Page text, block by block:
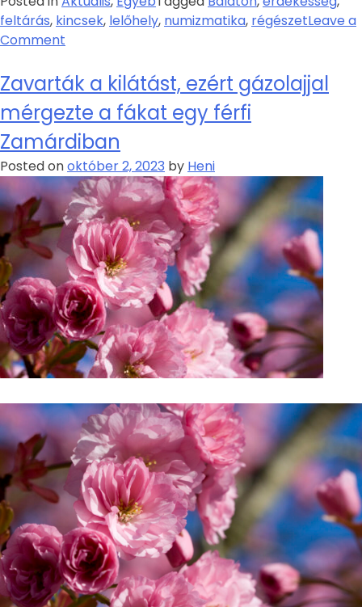
feltárás, kincsek, lelőhely, numizmatika, régészetLeave a
Comment
Zavarták a kilátást, ezért gázolajjal
mérgezte a fákat egy férfi
Zamárdiban
Posted onoktóber 2, 2023 by Heni